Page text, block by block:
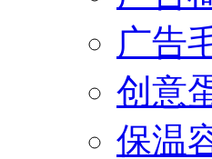
广告
创意
保温